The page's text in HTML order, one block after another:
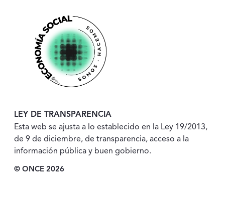
LEY DE TRANSPARENCIA
Esta web se ajusta a lo establecido en la Ley 19/2013,
de 9 de diciembre, de transparencia, acceso a la
información pública y buen gobierno.
© ONCE 2026